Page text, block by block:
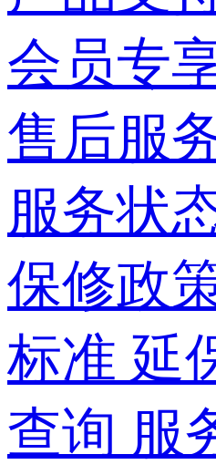
会员专
售后服
服务状
保修政
标准 延
查询 服